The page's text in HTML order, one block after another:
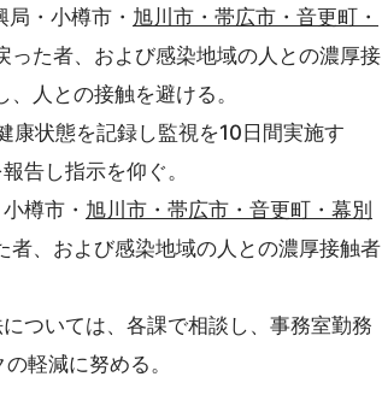
・小樽市・ 旭川市・帯広市・音更町・
った者、および感染地域の人との濃厚接
人との接触を避ける。
状態を記録し監視を10日間実施す
告し指示を仰ぐ。
樽市・ 旭川市・帯広市・音更町・ 幕別
者、および感染地域の人との濃厚接触者
いては、各課で相談し、事務室勤務
軽減に努める。